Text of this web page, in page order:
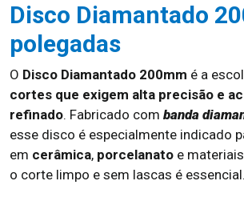
Disco Diamantado
polegadas
O Disco Diamantado 200mm é a
cortes que exigem alta precisão e
refinado. Fabricado com banda
esse disco é especialmente indicado
em cerâmica, porcelanato e
o corte limpo e sem lascas é essencial.